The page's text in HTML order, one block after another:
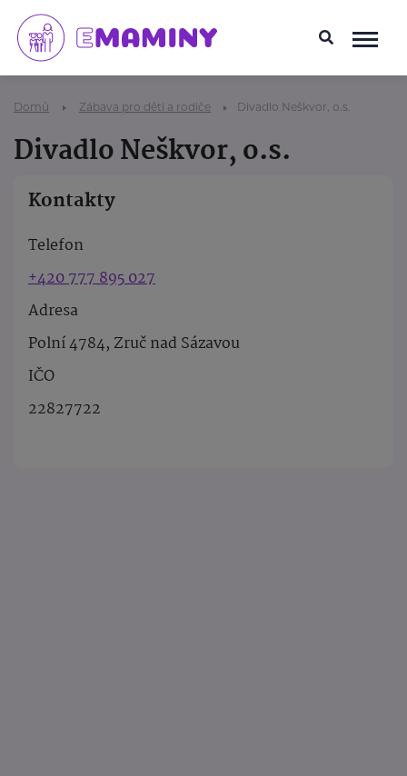
Domů Zábava pro děti a rodiče Divadlo Neškvor, o.s.
Divadlo Neškvor, o.s.
Kontakty
Telefon
+420 777 895 027
Adresa
Polní 4784, Zruč nad Sázavou
IČO
22827722